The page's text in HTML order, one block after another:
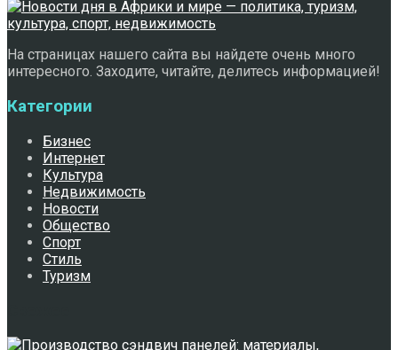
На страницах нашего сайта вы найдете очень много
интересного. Заходите, читайте, делитесь информацией!
Категории
Бизнес
Интернет
Культура
Недвижимость
Новости
Общество
Спорт
Стиль
Туризм